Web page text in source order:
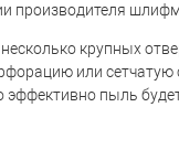
производителя
крупных
или сетчатую
эффективно пыль